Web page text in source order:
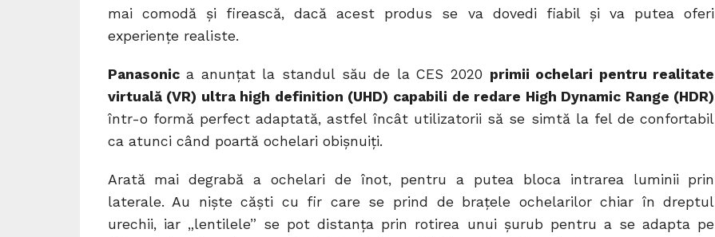
mai comodă și firească, dacă acest produs se va dovedi fiabil și va putea oferi
experiențe realiste.
Panasonica anunțat la standul său de la CES 2020 primii ochelari pentru realitate
virtuală (VR) ultra high definition (UHD) capabili de redare High Dynamic Range (HDR)
într-o formă perfect adaptată, astfel încât utilizatorii să se simtă la fel de confortabil
ca atunci când poartă ochelari obișnuiți.
Arată mai degrabă a ochelari de înot, pentru a putea bloca intrarea luminii prin
laterale. Au niște căști cu fir care se prind de brațele ochelarilor chiar în dreptul
urechii, iar „lentilele” se pot distanța prin rotirea unui șurub pentru a se adapta pe